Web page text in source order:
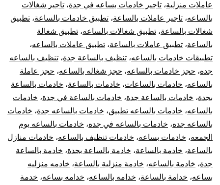
عاملات منزلية، تاجير خادمات بساعه في جدة، تاجير شغالات
بالساعه، تاجير عاملات بالساعة، تطبيق خادمات بالساعة، تطبيق
شغالات بالساعة، تطبيق شغالات بالساعه، تطبيق شغالة
بالساعة، تطبيق عاملات بالساعة، تطبيق عاملات بالساعه،
تطبيقات خادمات بالساعه، تنظيف بالساعة جدة، تنظيف بالساعه
جده، حجز خادمات بالساعه، حجز شغاله بالساعه، حجز عاملة
بالساعه، خادمات بالساعات، خادمات بالساعة، خادمات بالساعة
بجدة، خادمات بالساعة جدة، خادمات بالساعة في جدة، خادمات
بالساعه، خادمات بالساعه تطبيق، خادمات بالساعه جدة، خادمات
بالساعه جده، خادمات بالساعه في جده، خادمات بالساعه يوم
الجمعه، خادمات بساعه، خادمات تنظيف بالساعه، خادمات منازل
بالساعة، خادمة بالساعة، خادمة بالساعة بجدة، خادمة بالساعة
جدة، خادمة بالساعه، خادمة منزلية بالساعة، خادمه منزليه
بساعه، خدامة بالساعة، خدامه بالساعه، خدامه بساعه، خدمة